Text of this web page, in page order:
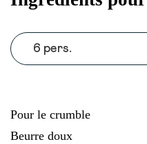
6 pers.
Pour le crumble
Beurre doux